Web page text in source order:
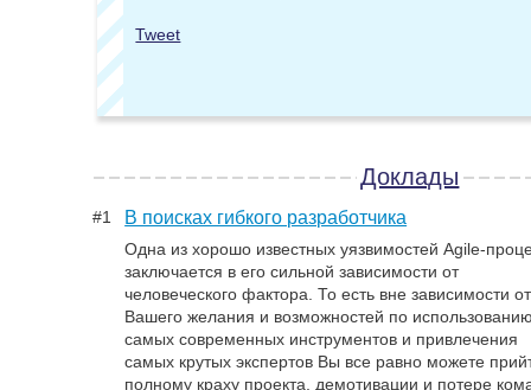
Tweet
LSD всем, даром и никто не уйдет обиженным!
Незапланированный доклад-введение в Lean
Software Development! Про Lean, рожденный
великим сенсеем Тайоти Ооно на заводах
Тойоты, в попытке победить Форд, расскажет
Никита Филиппов, рожденный в Тольятти, и
прове …
Уровень аудитории:практикующие
Направление:
Product Management
Доклады
#1 В поисках гибкого разработчика
Одна из хорошо известных уязвимостей Agile-
заключается в его сильной зависимости от
человеческого фактора. То есть вне зависимости от
Вашего желания и возможностей по
самых современных инструментов и привлечения
самых крутых экспертов Вы все равно можете
полному краху проекта, демотивации и потере